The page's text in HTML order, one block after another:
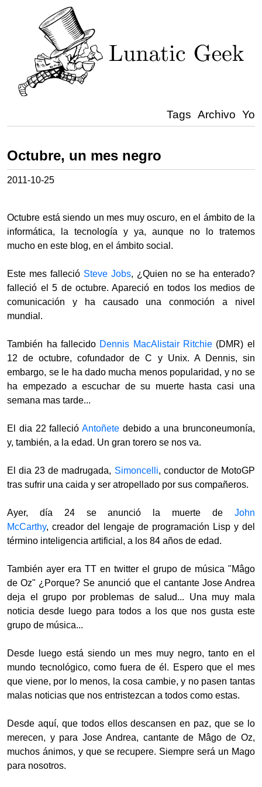
Tags Archivo Yo
Octubre, un mes negro
2011-10-25
Octubre está siendo un mes muy oscuro, en el ámbito de la
informática, la tecnología y ya, aunque no lo tratemos
mucho en este blog, en el ámbito social.
Este mes falleció Steve Jobs, ¿Quien no se ha enterado?
falleció el 5 de octubre. Apareció en todos los medios de
comunicación y ha causado una conmoción a nivel
mundial.
También ha fallecido Dennis MacAlistair Ritchie (DMR) el
12 de octubre, cofundador de C y Unix. A Dennis, sin
embargo, se le ha dado mucha menos popularidad, y no se
ha empezado a escuchar de su muerte hasta casi una
semana mas tarde...
El dia 22 falleció Antoñete debido a una brunconeumonía,
y, también, a la edad. Un gran torero se nos va.
El dia 23 de madrugada, Simoncelli, conductor de MotoGP
tras sufrir una caida y ser atropellado por sus compañeros.
Ayer, día 24 se anunció la muerte de John
McCarthy, creador del lengaje de programación Lisp y del
término inteligencia artificial, a los 84 años de edad.
También ayer era TT en twitter el grupo de música "Mâgo
de Oz" ¿Porque? Se anunció que el cantante Jose Andrea
deja el grupo por problemas de salud... Una muy mala
noticia desde luego para todos a los que nos gusta este
grupo de música...
Desde luego está siendo un mes muy negro, tanto en el
mundo tecnológico, como fuera de él. Espero que el mes
que viene, por lo menos, la cosa cambie, y no pasen tantas
malas noticias que nos entristezcan a todos como estas.
Desde aquí, que todos ellos descansen en paz, que se lo
merecen, y para Jose Andrea, cantante de Mâgo de Oz,
muchos ánimos, y que se recupere. Siempre será un Mago
para nosotros.